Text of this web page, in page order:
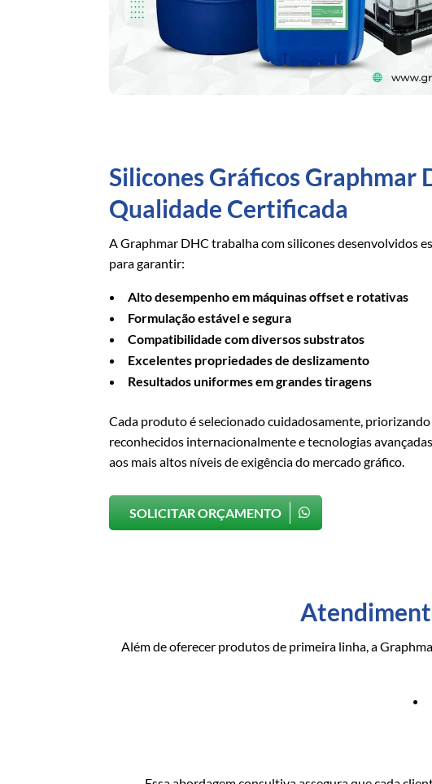
Silicones Gráficos Graphmar
Qualidade Certificada
A Graphmar DHC trabalha com silicones desenvolvidos
para garantir:
Alto desempenho em máquinas offset e rotativas
Formulação estável e segura
Compatibilidade com diversos substratos
Excelentes propriedades de deslizamento
Resultados uniformes em grandes tiragens
Cada produto é selecionado cuidadosamente,
reconhecidos internacionalmente e tecnologias
aos mais altos níveis de exigência do mercado gráfico.
SOLICITAR ORÇAMENTO
Além de oferecer produtos de primeira linha, a